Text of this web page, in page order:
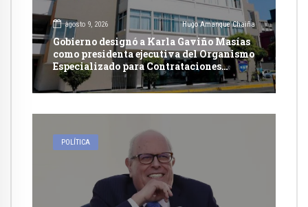
agosto 9, 2026 Hugo Amanque Chaiña
Gobierno designó a Karla Gaviño Masías
como presidenta ejecutiva del Organismo
Especializado para Contrataciones
Públicas Eficientes
POLÍTICA